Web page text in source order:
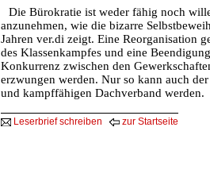
Die Bürokratie ist weder fähig noch
anzunehmen, wie die bizarre
Jahren ver.di zeigt. Eine Reorganisation
des Klassenkampfes und eine
Konkurrenz zwischen den
erzwungen werden. Nur so kann auch
und kampffähigen Dachverband werden.
Leserbrief schreiben zur Startseite